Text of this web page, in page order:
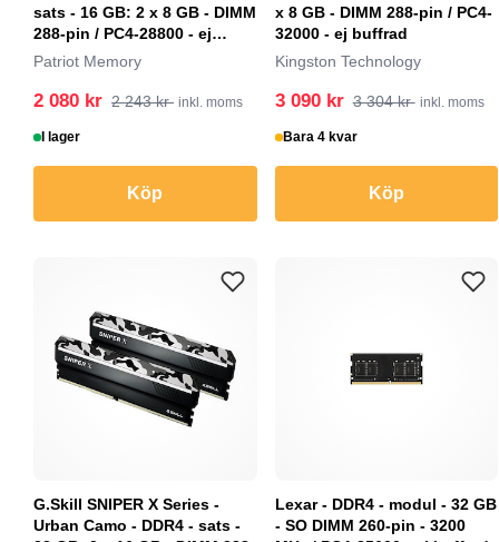
sats - 16 GB: 2 x 8 GB - DIMM
288-pin / PC4-28800 - ej
buffrad
Patriot Memory
2 080 kr 2 243 kr inkl. moms
I lager
Köp
x 8 GB - DIMM 288-pin / PC4-
32000 - ej buffrad
Kingston Technology
3 090 kr 3 304 kr inkl. moms
Bara 4 kvar
Köp
G.Skill SNIPER X Series -
Urban Camo - DDR4 - sats -
Lexar - DDR4 - modul - 32 GB
- SO DIMM 260-pin - 3200